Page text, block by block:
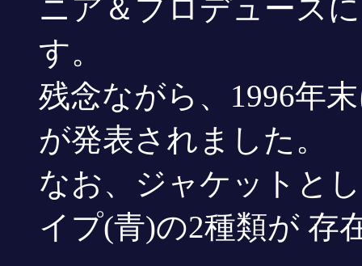
ニア＆プロデュース
す。
残念ながら、1996年
が発表されました。
なお、ジャケットと
イプ(青)の2種類が 存